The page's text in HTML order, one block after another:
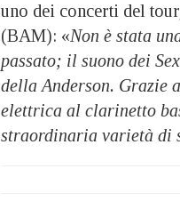
uno dei concerti del
(BAM): «Non è stata
passato; il suono dei
della Anderson. Grazie
elettrica al clarinetto
straordinaria varietà di